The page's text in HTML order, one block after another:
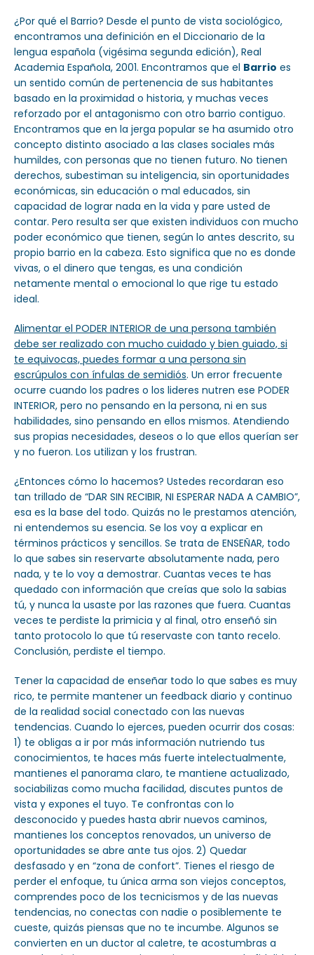
¿Por qué el Barrio? Desde el punto de vista sociológico,
encontramos una definición en el Diccionario de la
lengua española (vigésima segunda edición), Real
Academia Española, 2001. Encontramos que el Barrio es
un sentido común de pertenencia de sus habitantes
basado en la proximidad o historia, y muchas veces
reforzado por el antagonismo con otro barrio contiguo.
Encontramos que en la jerga popular se ha asumido otro
concepto distinto asociado a las clases sociales más
humildes, con personas que no tienen futuro. No tienen
derechos, subestiman su inteligencia, sin oportunidades
económicas, sin educación o mal educados, sin
capacidad de lograr nada en la vida y pare usted de
contar. Pero resulta ser que existen individuos con mucho
poder económico que tienen, según lo antes descrito, su
propio barrio en la cabeza. Esto significa que no es donde
vivas, o el dinero que tengas, es una condición
netamente mental o emocional lo que rige tu estado
ideal.
Alimentar el PODER INTERIOR de una persona también
debe ser realizado con mucho cuidado y bien guiado, si
te equivocas, puedes formar a una persona sin
escrúpulos con ínfulas de semidiós. Un error frecuente
ocurre cuando los padres o los lideres nutren ese PODER
INTERIOR, pero no pensando en la persona, ni en sus
habilidades, sino pensando en ellos mismos. Atendiendo
sus propias necesidades, deseos o lo que ellos querían ser
y no fueron. Los utilizan y los frustran.
¿Entonces cómo lo hacemos? Ustedes recordaran eso
tan trillado de “DAR SIN RECIBIR, NI ESPERAR NADA A CAMBIO”,
esa es la base del todo. Quizás no le prestamos atención,
ni entendemos su esencia. Se los voy a explicar en
términos prácticos y sencillos. Se trata de ENSEÑAR, todo
lo que sabes sin reservarte absolutamente nada, pero
nada, y te lo voy a demostrar. Cuantas veces te has
quedado con información que creías que solo la sabias
tú, y nunca la usaste por las razones que fuera. Cuantas
veces te perdiste la primicia y al final, otro enseñó sin
tanto protocolo lo que tú reservaste con tanto recelo.
Conclusión, perdiste el tiempo.
Tener la capacidad de enseñar todo lo que sabes es muy
rico, te permite mantener un feedback diario y continuo
de la realidad social conectado con las nuevas
tendencias. Cuando lo ejerces, pueden ocurrir dos cosas:
1) te obligas a ir por más información nutriendo tus
conocimientos, te haces más fuerte intelectualmente,
mantienes el panorama claro, te mantiene actualizado,
sociabilizas como mucha facilidad, discutes puntos de
vista y expones el tuyo. Te confrontas con lo
desconocido y puedes hasta abrir nuevos caminos,
mantienes los conceptos renovados, un universo de
oportunidades se abre ante tus ojos. 2) Quedar
desfasado y en “zona de confort”. Tienes el riesgo de
perder el enfoque, tu única arma son viejos conceptos,
comprendes poco de los tecnicismos y de las nuevas
tendencias, no conectas con nadie o posiblemente te
cueste, quizás piensas que no te incumbe. Algunos se
convierten en un ductor al caletre, te acostumbras a